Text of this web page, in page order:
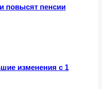
повысят пенсии
изменения с 1